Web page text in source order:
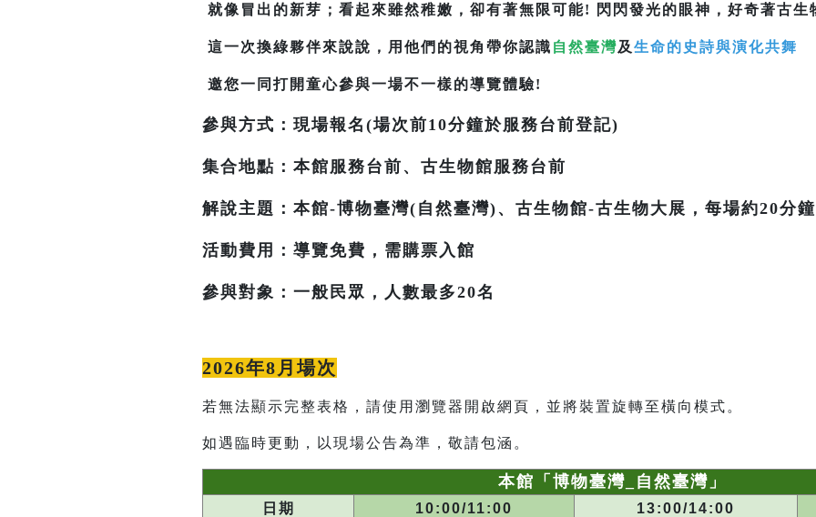
就像冒出的新芽；看起來雖然稚嫩，卻有著無限可能! 閃閃發光的眼神，好奇著古生
這一次換綠夥伴來說說，用他們的視角帶你認識 自然臺灣及 生命的史詩與演化共舞
邀您一同打開童心參與一場不一樣的導覽體驗!
參與方式：現場報名(場次前10分鐘於服務台前登記)
集合地點：本館服務台前、古生物館服務台前
解說主題：本館-博物臺灣(自然臺灣)、古生物館-古生物大展，每場約20分鐘
活動費用：導覽免費，需購票入館
參與對象：一般民眾，人數最多20名
2026年8月場次
若無法顯示完整表格，請使用瀏覽器開啟網頁，並將裝置旋轉至橫向模式。
如遇臨時更動，以現場公告為準，敬請包涵。
本館「博物臺灣_自然臺灣」
日期 10:00/11:00 13:00/14:00